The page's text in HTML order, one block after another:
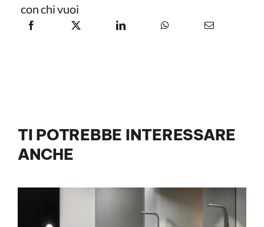
con chi vuoi
TI POTREBBE INTERESSARE
ANCHE